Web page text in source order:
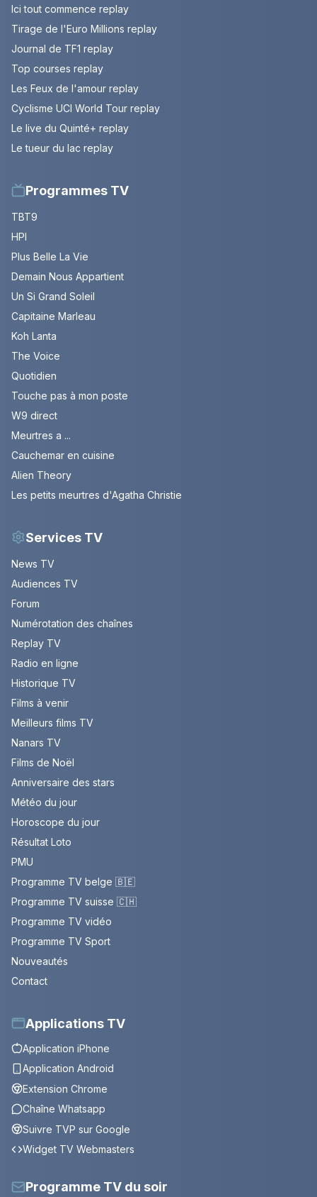
Ici tout commence replay
Tirage de l'Euro Millions replay
Journal de TF1 replay
Top courses replay
Les Feux de l'amour replay
Cyclisme UCI World Tour replay
Le live du Quinté+ replay
Le tueur du lac replay
Programmes TV
TBT9
HPI
Plus Belle La Vie
Demain Nous Appartient
Un Si Grand Soleil
Capitaine Marleau
Koh Lanta
The Voice
Quotidien
Touche pas à mon poste
W9 direct
Meurtres a ...
Cauchemar en cuisine
Alien Theory
Les petits meurtres d'Agatha Christie
Services TV
News TV
Audiences TV
Forum
Numérotation des chaînes
Replay TV
Radio en ligne
Historique TV
Films à venir
Meilleurs films TV
Nanars TV
Films de Noël
Anniversaire des stars
Météo du jour
Horoscope du jour
Résultat Loto
PMU
Programme TV belge 🇧🇪
Programme TV suisse 🇨🇭
Programme TV vidéo
Programme TV Sport
Nouveautés
Contact
Applications TV
Application iPhone
Application Android
Extension Chrome
Chaîne Whatsapp
Suivre TVP sur Google
Widget TV Webmasters
Programme TV du soir